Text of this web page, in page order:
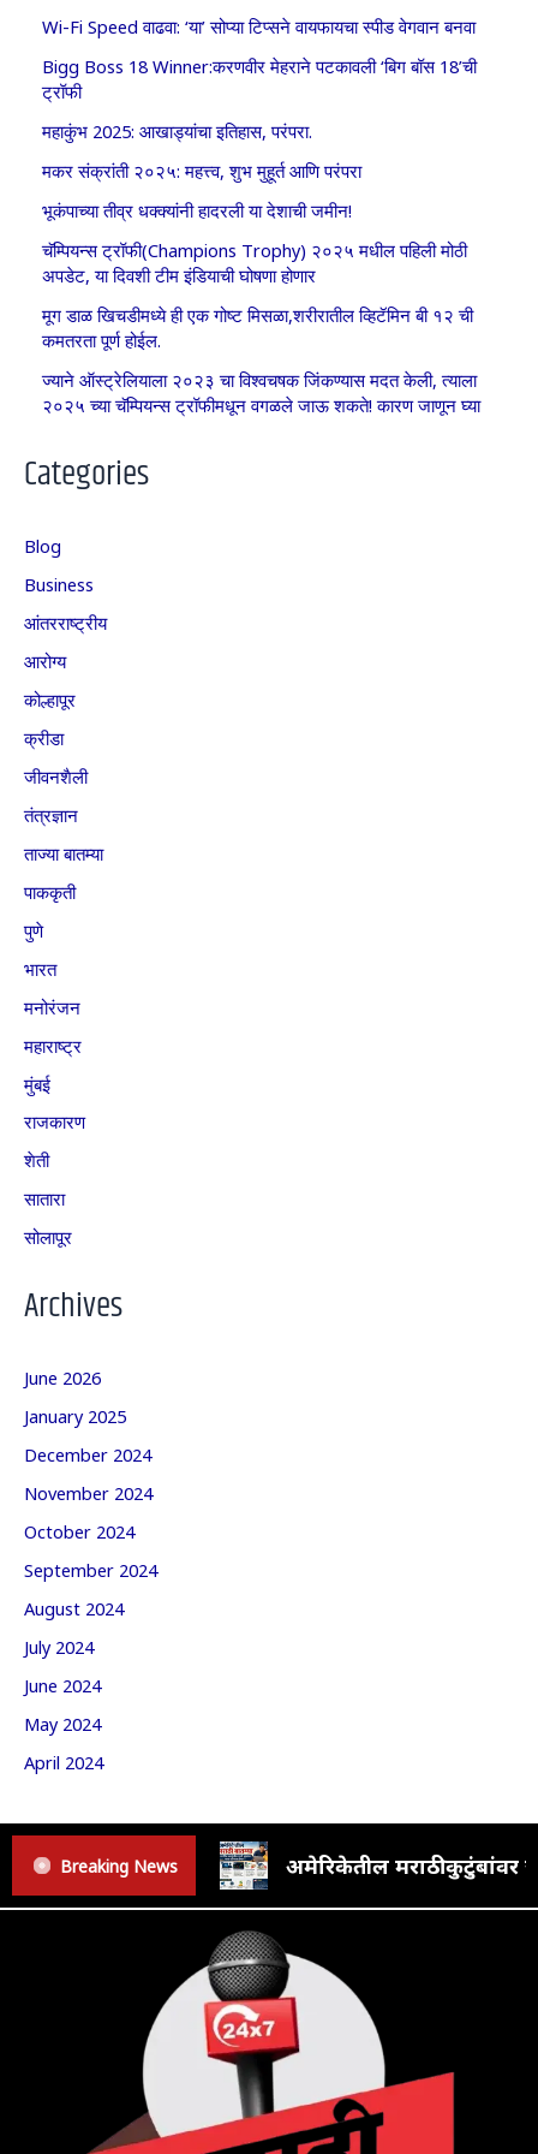
Wi-Fi Speed वाढवा: ‘या’ सोप्या टिप्सने वायफायचा स्पीड वेगवान बनवा
Bigg Boss 18 Winner:करणवीर मेहराने पटकावली ‘बिग बॉस 18’ची
ट्रॉफी
महाकुंभ 2025: आखाड्यांचा इतिहास, परंपरा.
मकर संक्रांती २०२५: महत्त्व, शुभ मुहूर्त आणि परंपरा
भूकंपाच्या तीव्र धक्क्यांनी हादरली या देशाची जमीन!
चॅम्पियन्स ट्रॉफी(Champions Trophy) २०२५ मधील पहिली मोठी
अपडेट, या दिवशी टीम इंडियाची घोषणा होणार
मूग डाळ खिचडीमध्ये ही एक गोष्ट मिसळा,शरीरातील व्हिटॅमिन बी १२ ची
कमतरता पूर्ण होईल.
ज्याने ऑस्ट्रेलियाला २०२३ चा विश्वचषक जिंकण्यास मदत केली, त्याला
२०२५ च्या चॅम्पियन्स ट्रॉफीमधून वगळले जाऊ शकते! कारण जाणून घ्या
Categories
Blog
Business
आंतरराष्ट्रीय
आरोग्य
कोल्हापूर
क्रीडा
जीवनशैली
तंत्रज्ञान
ताज्या बातम्या
पाककृती
पुणे
भारत
मनोरंजन
महाराष्ट्र
मुंबई
राजकारण
शेती
सातारा
सोलापूर
Archives
June 2026
January 2025
December 2024
November 2024
October 2024
September 2024
August 2024
July 2024
June 2024
May 2024
April 2024
Breaking News अमेरिकेतील मराठी कुटुंबांवर